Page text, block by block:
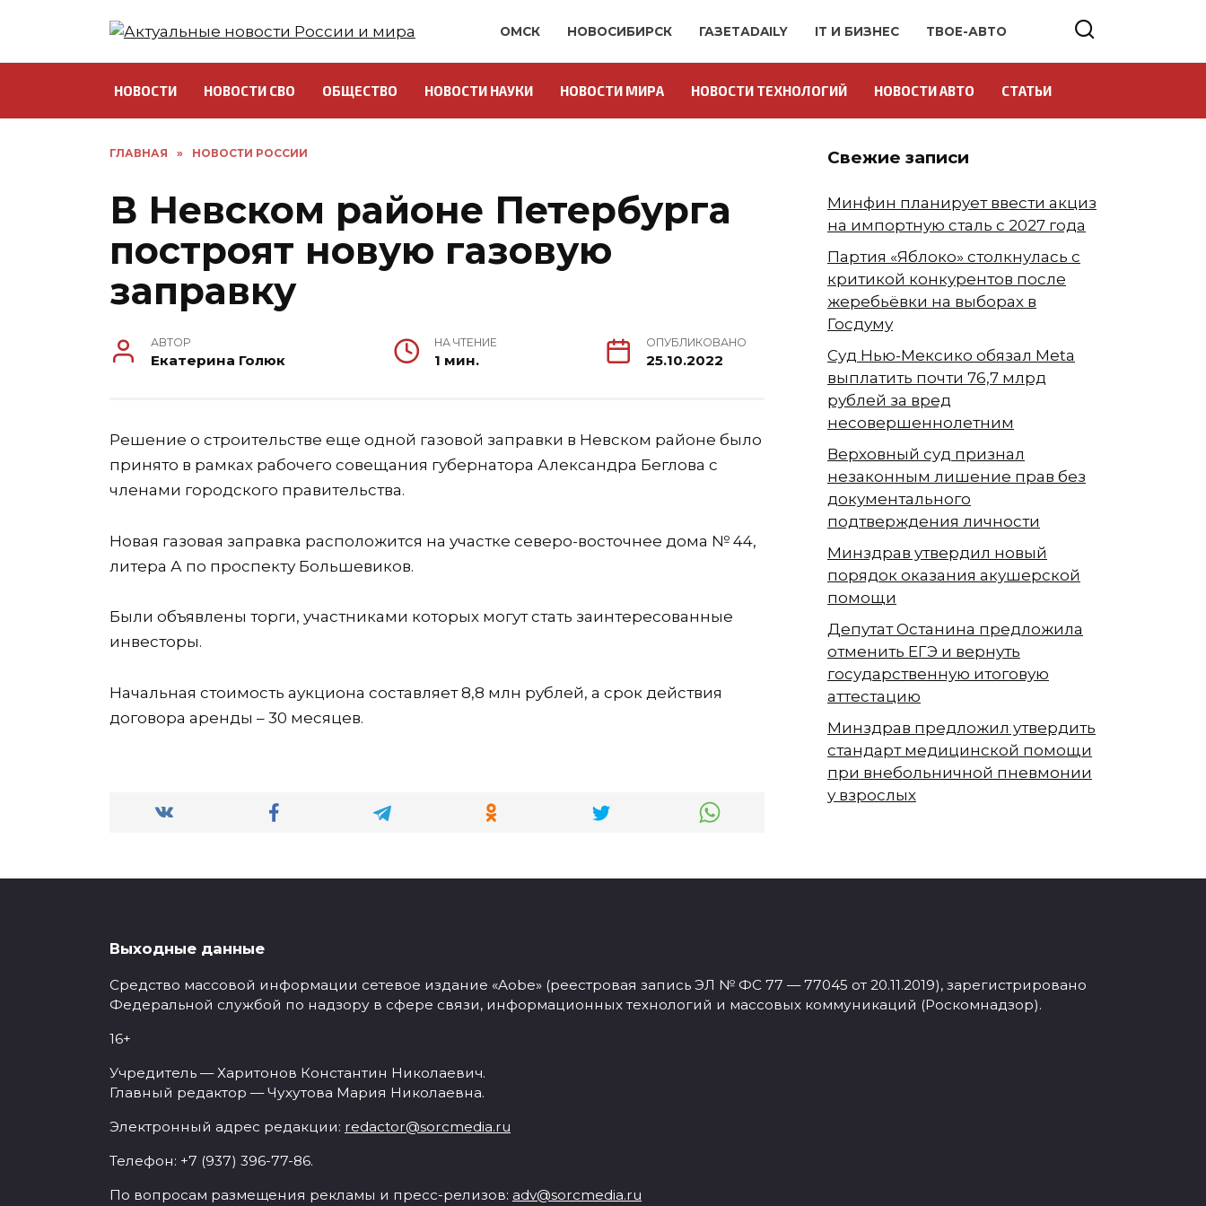
ОМСК НОВОСИБИРСК ГАЗЕТАDAILY IT И БИЗНЕС ТВОЕ-АВТО
НОВОСТИ НОВОСТИ СВО ОБЩЕСТВО НОВОСТИ НАУКИ НОВОСТИ МИРА НОВОСТИ ТЕХНОЛОГИЙ НОВОСТИ АВТО СТАТЬИ
ГЛАВНАЯ » НОВОСТИ РОССИИ
В Невском районе Петербурга
построят новую газовую
заправку
АВТОР
Екатерина Голюк
НА ЧТЕНИЕ
1 мин.
ОПУБЛИКОВАНО
25.10.2022
Решение о строительстве еще одной газовой заправки в Невском районе было
принято в рамках рабочего совещания губернатора Александра Беглова с
членами городского правительства.
Новая газовая заправка расположится на участке северо-восточнее дома № 44,
литера А по проспекту Большевиков.
Были объявлены торги, участниками которых могут стать заинтересованные
инвесторы.
Начальная стоимость аукциона составляет 8,8 млн рублей, а срок действия
договора аренды – 30 месяцев.
Свежие записи
Минфин планирует ввести акциз
на импортную сталь с 2027 года
Партия «Яблоко» столкнулась с
критикой конкурентов после
жеребьёвки на выборах в
Госдуму
Суд Нью-Мексико обязал Meta
выплатить почти 76,7 млрд
рублей за вред
несовершеннолетним
Верховный суд признал
незаконным лишение прав без
документального
подтверждения личности
Минздрав утвердил новый
порядок оказания акушерской
помощи
Депутат Останина предложила
отменить ЕГЭ и вернуть
государственную итоговую
аттестацию
Минздрав предложил утвердить
стандарт медицинской помощи
при внебольничной пневмонии
у взрослых
Выходные данные
Средство массовой информации сетевое издание «Aobe» (реестровая запись ЭЛ № ФС 77 — 77045 от 20.11.2019), зарегистрировано
Федеральной службой по надзору в сфере связи, информационных технологий и массовых коммуникаций (Роскомнадзор).
16+
Учредитель — Харитонов Константин Николаевич.
Главный редактор — Чухутова Мария Николаевна.
Электронный адрес редакции: redactor@sorcmedia.ru
Телефон: +7 (937) 396-77-86.
По вопросам размещения рекламы и пресс-релизов: adv@sorcmedia.ru